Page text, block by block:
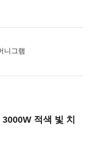
니그램
적색 빛 치